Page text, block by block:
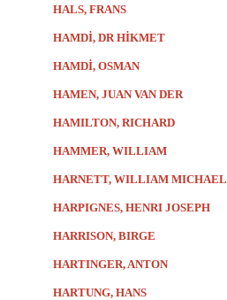
HALS, FRANS
HAMDİ, DR HİKMET
HAMDİ, OSMAN
HAMEN, JUAN VAN DER
HAMILTON, RICHARD
HAMMER, WILLIAM
HARNETT, WILLIAM MICHAEL
HARPIGNES, HENRI JOSEPH
HARRISON, BIRGE
HARTINGER, ANTON
HARTUNG, HANS